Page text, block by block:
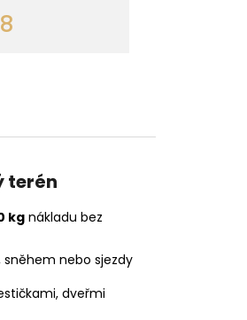
terén
kg nákladu bez
nebo sjezdy
dveřmi